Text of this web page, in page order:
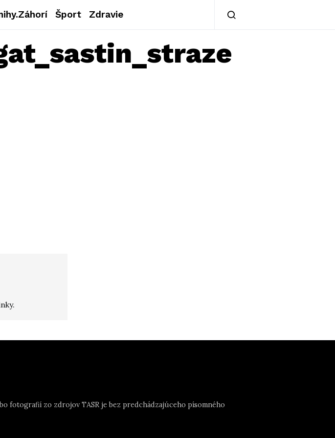
Šport Zdravie
fotografií zo zdrojov TASR je bez predchádzajúceho písomného